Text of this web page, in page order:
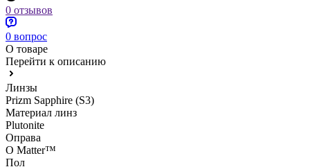
0 отзывов
0 вопрос
О товаре
Перейти к описанию
Линзы
Prizm Sapphire (S3)
Материал линз
Plutonite
Оправа
O Matter™
Пол